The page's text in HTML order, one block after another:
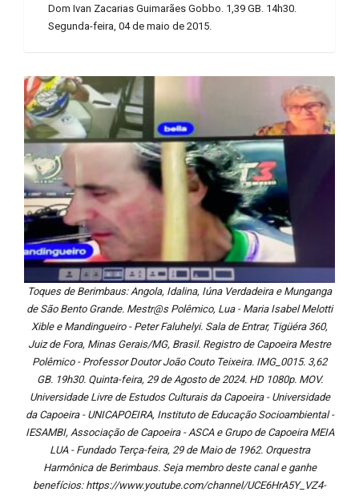
Dom Ivan Zacarias Guimarães Gobbo. 1,39 GB. 14h30.
Segunda-feira, 04 de maio de 2015.
Toques de Berimbaus: Angola, Idalina, Iúna Verdadeira e Munganga
de São Bento Grande. Mestr@s Polêmico, Lua - Maria Isabel Melotti
Xible e Mandingueiro - Peter Faluhelyi. Sala de Entrar, Tigüéra 360,
Juiz de Fora, Minas Gerais/MG, Brasil. Registro de Capoeira Mestre
Polêmico - Professor Doutor João Couto Teixeira. IMG_0015. 3,62
GB. 19h30. Quinta-feira, 29 de Agosto de 2024. HD 1080p. MOV.
Universidade Livre de Estudos Culturais da Capoeira - Universidade
da Capoeira - UNICAPOEIRA, Instituto de Educação Socioambiental -
IESAMBI, Associação de Capoeira - ASCA e Grupo de Capoeira MEIA
LUA - Fundado Terça-feira, 29 de Maio de 1962. Orquestra
Harmônica de Berimbaus. Seja membro deste canal e ganhe
benefícios: https://www.youtube.com/channel/UCE6HrA5Y_VZ4-